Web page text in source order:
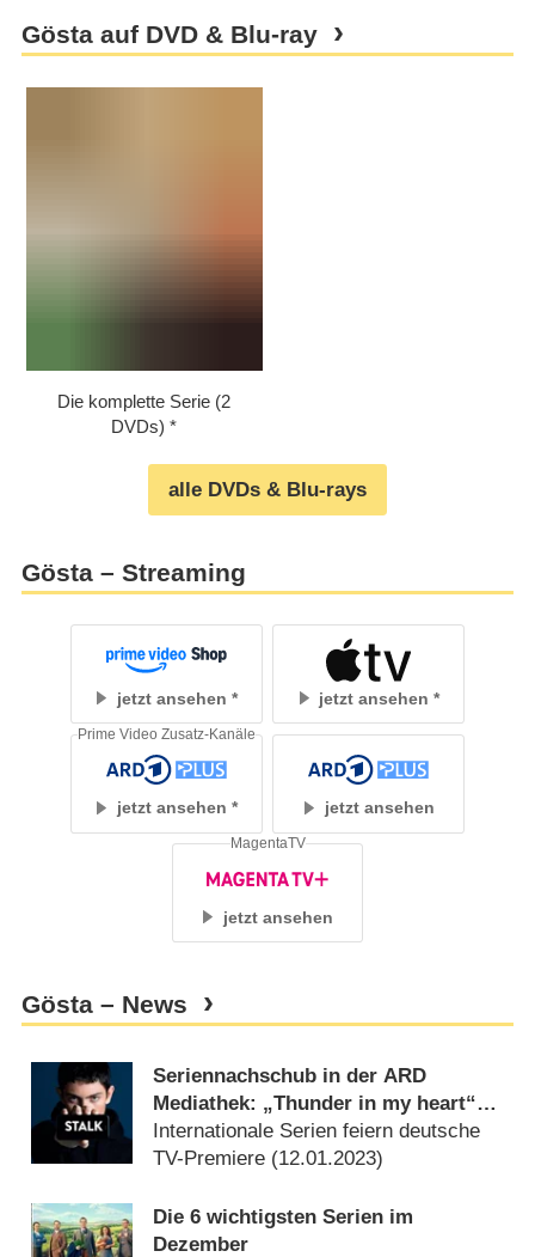
Gösta auf DVD & Blu-ray
Die komplette Serie (2
DVDs)
alle DVDs & Blu-rays
Gösta – Streaming
jetzt ansehen jetzt ansehen
jetzt ansehen
Prime Video Zusatz-Kanäle
jetzt ansehen
jetzt ansehen
MagentaTV
Gösta – News
Seriennachschub in der ARD
Mediathek: „Thunder in my heart“
und „Stalk“-Fortsetzung
Internationale Serien feiern deutsche
TV-Premiere (12.01.2023)
Die 6 wichtigsten Serien im
Dezember